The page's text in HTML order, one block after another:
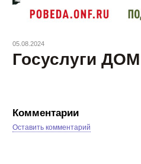
05.08.2024
Госуслуги ДОМ
Комментарии
Оставить комментарий